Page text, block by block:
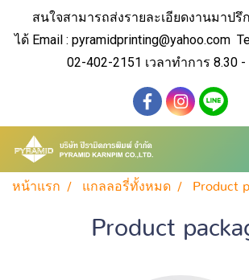
สนใจสามารถส่งรายละเอียดงานมาป
ได้ Email : pyramidprinting@yahoo.com
02-402-2151 เวลาทำการ 8.30 -
หน้าแรก แกลลอรี่ทั้งหมด Product
Product